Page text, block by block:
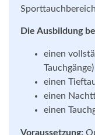
Die Ausbildung
einen
Tauchgänge)
einen
einen
einen
Voraussetzung: